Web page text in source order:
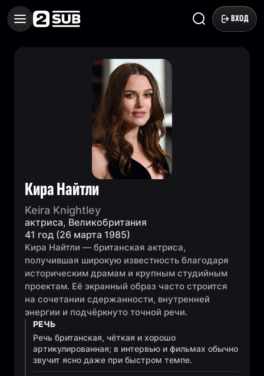
ВХОД
Кира Найтли
Keira Knightley
актриса, Великобритания
41 год (26 марта 1985)
Кира Найтли — британская актриса,
получившая широкую известность благодаря
историческим драмам и крупным студийным
проектам. Её экранный образ часто строится
на сочетании сдержанности, внутренней
энергии и подчёркнуто точной речи.
РЕЧЬ
Речь британская, чёткая и хорошо
артикулированная; в интервью и фильмах обычно
звучит ясно даже при быстром темпе.